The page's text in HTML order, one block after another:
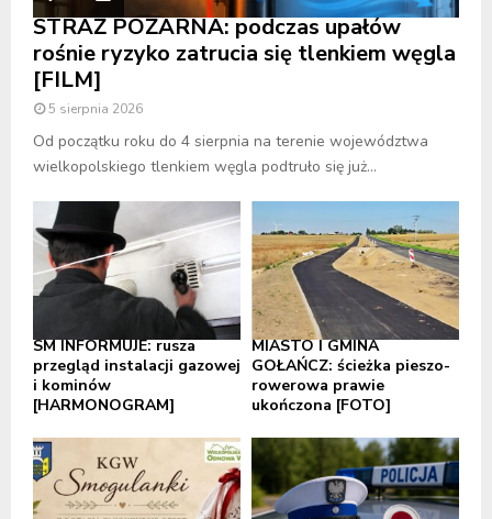
STRAŻ POŻARNA: podczas upałów
rośnie ryzyko zatrucia się tlenkiem węgla
[FILM]
5 sierpnia 2026
Od początku roku do 4 sierpnia na terenie województwa
wielkopolskiego tlenkiem węgla podtruło się już...
SM INFORMUJE: rusza
przegląd instalacji gazowej
i kominów
[HARMONOGRAM]
MIASTO I GMINA
GOŁAŃCZ: ścieżka pieszo-
rowerowa prawie
ukończona [FOTO]